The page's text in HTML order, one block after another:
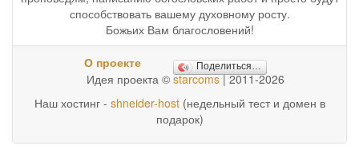
способствовать вашему духовному росту.
Божьих Вам благословений!
О проекте Поделиться…
Идея проекта © starcoms| 2011-2026
Наш хостинг - shneider-host(недельный тест и домен в
подарок)